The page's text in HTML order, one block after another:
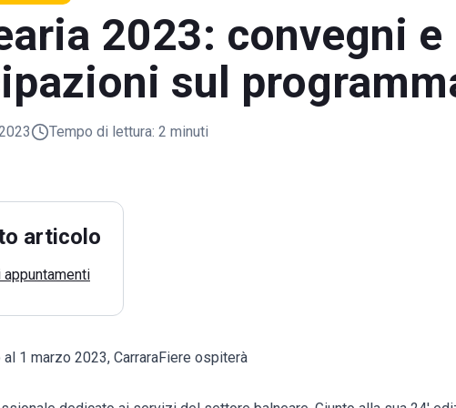
2023: convegni e
sul
Tempo di lettura: 2 minuti
articolo
appuntamenti
1 marzo 2023, CarraraFiere ospiterà